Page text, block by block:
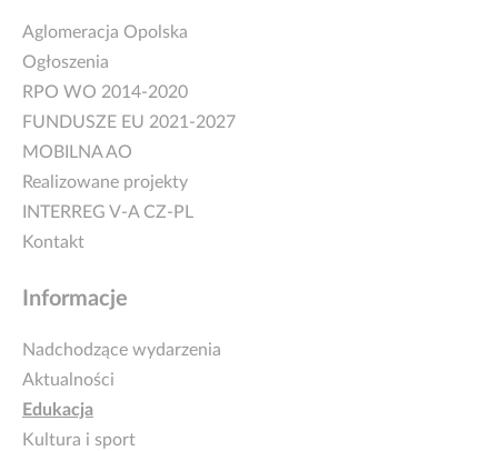
Aglomeracja Opolska
Ogłoszenia
RPO WO 2014-2020
FUNDUSZE EU 2021-2027
MOBILNA AO
Realizowane projekty
INTERREG V-A CZ-PL
Kontakt
Informacje
Nadchodzące wydarzenia
Aktualności
Edukacja
Kultura i sport